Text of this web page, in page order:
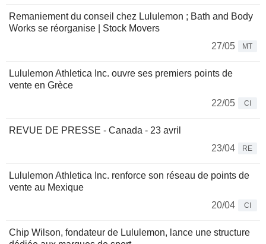
Remaniement du conseil chez Lululemon ; Bath and Body
Works se réorganise | Stock Movers
27/05
MT
Lululemon Athletica Inc. ouvre ses premiers points de
vente en Grèce
22/05
CI
REVUE DE PRESSE - Canada - 23 avril
23/04
RE
Lululemon Athletica Inc. renforce son réseau de points de
vente au Mexique
20/04
CI
Chip Wilson, fondateur de Lululemon, lance une structure